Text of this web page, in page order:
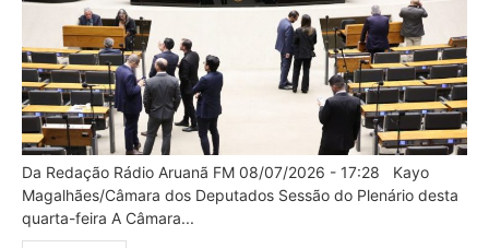
Da Redação Rádio Aruanã FM 08/07/2026 - 17:28 Kayo
Magalhães/Câmara dos Deputados Sessão do Plenário desta
quarta-feira A Câmara...